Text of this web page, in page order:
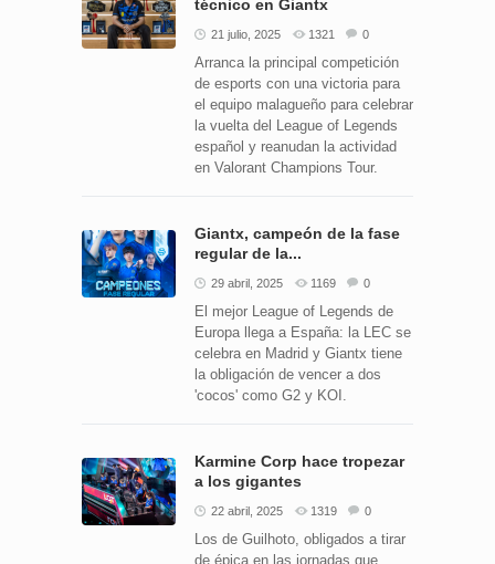
técnico en Giantx
21 julio, 2025 1321 0
Arranca la principal competición
de esports con una victoria para
el equipo malagueño para celebrar
la vuelta del League of Legends
español y reanudan la actividad
en Valorant Champions Tour.
Giantx, campeón de la fase
regular de la...
29 abril, 2025 1169 0
El mejor League of Legends de
Europa llega a España: la LEC se
celebra en Madrid y Giantx tiene
la obligación de vencer a dos
'cocos' como G2 y KOI.
Karmine Corp hace tropezar
a los gigantes
22 abril, 2025 1319 0
Los de Guilhoto, obligados a tirar
de épica en las jornadas que